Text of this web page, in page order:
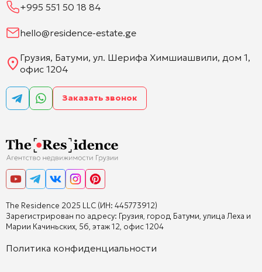
The Residence 2025 LLC (ИН: 445773912)
Зарегистрирован по адресу: Грузия, город Батуми, улица Леха и
Марии Качиньских, 5б, этаж 12, офис 1204
Политика конфиденциальности
+995 551 50 18 84
hello@residence-estate.ge
Грузия, Батуми, ул. Шерифа Химшиашвили, дом 1,
офис 1204
Заказать звонок